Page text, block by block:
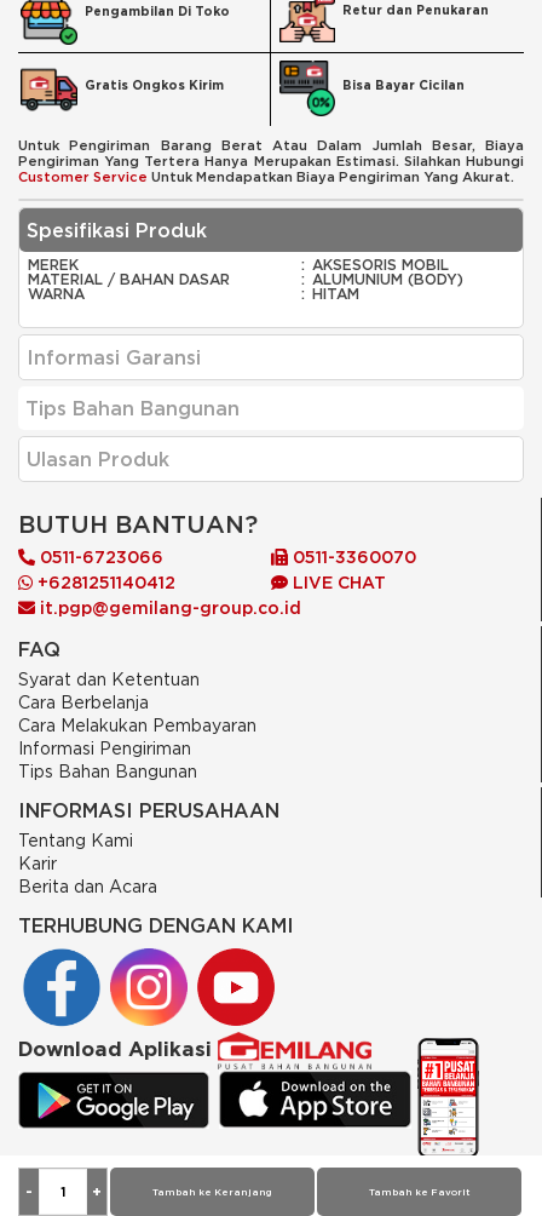
Tambah ke Keranjang Tambah ke Favorit
Pengambilan Di Toko Retur dan Penukaran
Gratis Ongkos Kirim Bisa Bayar Cicilan
Untuk Pengiriman Barang Berat Atau Dalam Jumlah Besar, Biaya
Pengiriman Yang Tertera Hanya Merupakan Estimasi. Silahkan Hubungi
Customer Service Untuk Mendapatkan Biaya Pengiriman Yang Akurat.
Spesifikasi Produk
MEREK : AKSESORIS MOBIL
MATERIAL / BAHAN DASAR
: ALUMUNIUM (BODY)
WARNA
: HITAM
Informasi Garansi
Tips Bahan Bangunan
Ulasan Produk
BUTUH BANTUAN?
0511-6723066
0511-3360070
+6281251140412
LIVE CHAT
it.pgp@gemilang-group.co.id
FAQ
Syarat dan Ketentuan
Cara Berbelanja
Cara Melakukan Pembayaran
Informasi Pengiriman
Tips Bahan Bangunan
INFORMASI PERUSAHAAN
Tentang Kami
Karir
Berita dan Acara
TERHUBUNG DENGAN KAMI
Download Aplikasi
© 2026 PT Putra Gemilang Prima. All rights reserved